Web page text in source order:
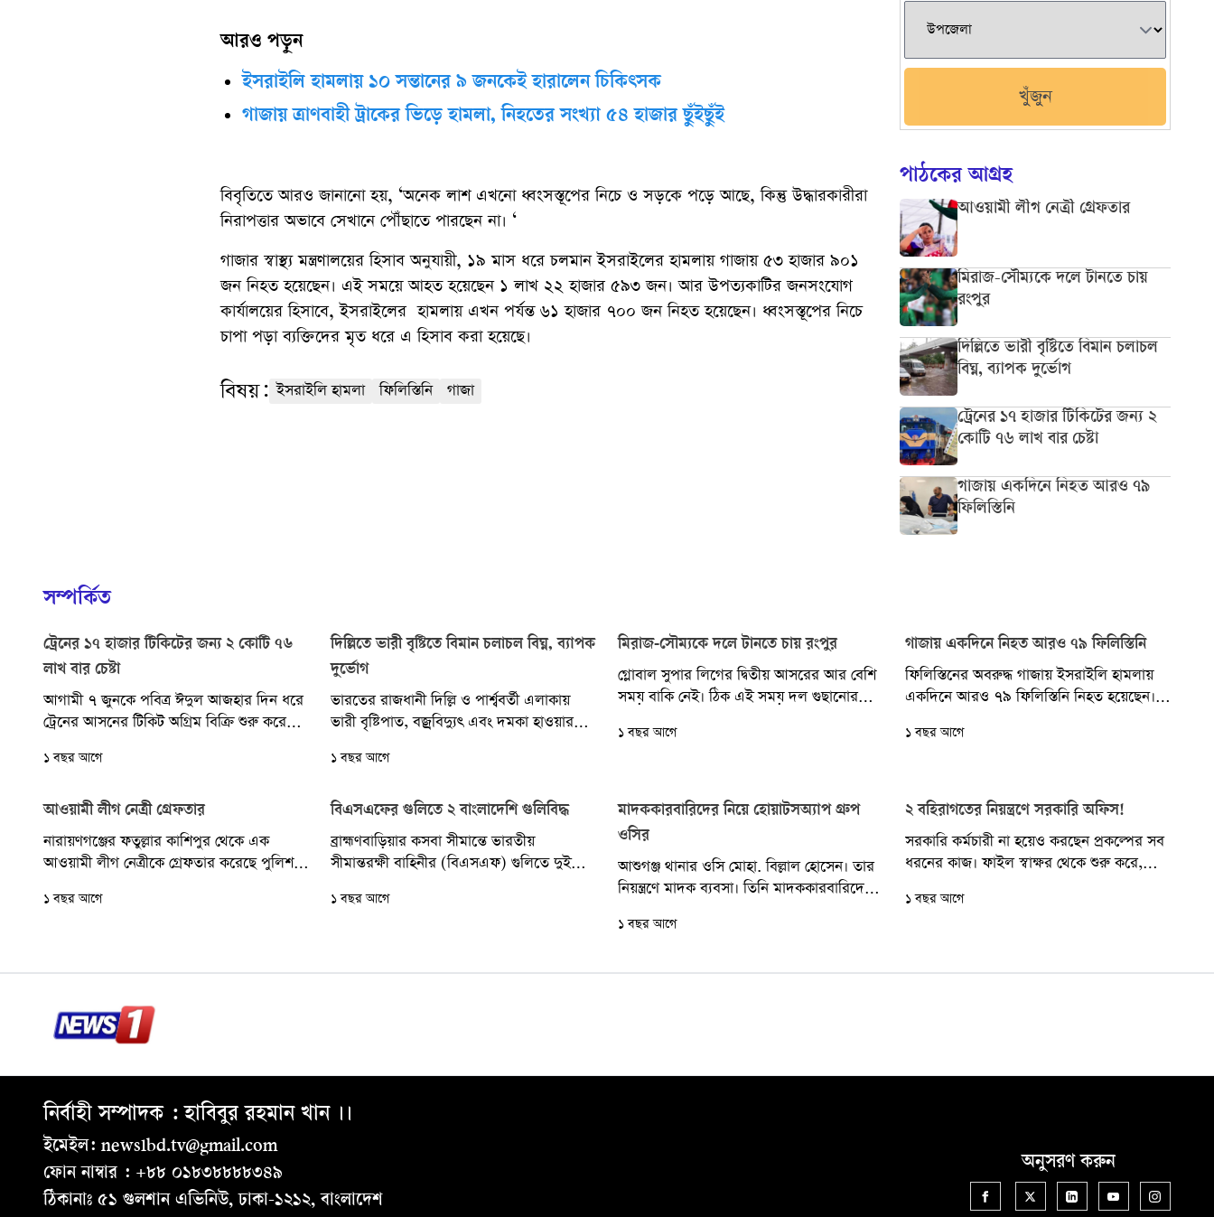
আরও পড়ুন
ইসরাইলি হামলায় ১০ সন্তানের ৯ জনকেই হারালেন চিকিৎসক
গাজায় ত্রাণবাহী ট্রাকের ভিড়ে হামলা, নিহতের সংখ্যা ৫৪ হাজার ছুঁইছুঁই
বিবৃতিতে আরও জানানো হয়, ‘অনেক লাশ এখনো ধ্বংসস্তূপের নিচে ও সড়কে পড়ে আছে, কিন্তু উদ্ধারকারীরা
নিরাপত্তার অভাবে সেখানে পৌঁছাতে পারছেন না। ‘
গাজার স্বাস্থ্য মন্ত্রণালয়ের হিসাব অনুযায়ী, ১৯ মাস ধরে চলমান ইসরাইলের হামলায় গাজায় ৫৩ হাজার ৯০১
জন নিহত হয়েছেন। এই সময়ে আহত হয়েছেন ১ লাখ ২২ হাজার ৫৯৩ জন। আর উপত্যকাটির জনসংযোগ
কার্যালয়ের হিসাবে, ইসরাইলের হামলায় এখন পর্যন্ত ৬১ হাজার ৭০০ জন নিহত হয়েছেন। ধ্বংসস্তূপের নিচে
চাপা পড়া ব্যক্তিদের মৃত ধরে এ হিসাব করা হয়েছে।
বিষয়: ইসরাইলি হামলা ফিলিস্তিনি গাজা
খুঁজুন
পাঠকের আগ্রহ
আওয়ামী লীগ নেত্রী গ্রেফতার
মিরাজ-সৌম্যকে দলে টানতে চায়
রংপুর
দিল্লিতে ভারী বৃষ্টিতে বিমান চলাচল
বিঘ্ন, ব্যাপক দুর্ভোগ
ট্রেনের ১৭ হাজার টিকিটের জন্য ২
কোটি ৭৬ লাখ বার চেষ্টা
গাজায় একদিনে নিহত আরও ৭৯
ফিলিস্তিনি
সম্পর্কিত
ট্রেনের ১৭ হাজার টিকিটের জন্য ২ কোটি ৭৬
লাখ বার চেষ্টা
আগামী ৭ জুনকে পবিত্র ঈদুল আজহার দিন ধরে
ট্রেনের আসনের টিকিট অগ্রিম বিক্রি শুরু করেছে
১ বছর আগে
দিল্লিতে ভারী বৃষ্টিতে বিমান চলাচল বিঘ্ন, ব্যাপক
দুর্ভোগ
ভারতের রাজধানী দিল্লি ও পার্শ্ববর্তী এলাকায়
ভারী বৃষ্টিপাত, বজ্রবিদ্যুৎ এবং দমকা হাওয়ার
চলাচলে...
১ বছর আগে
মিরাজ-সৌম্যকে দলে টানতে চায় রংপুর
গ্লোবাল সুপার লিগের দ্বিতীয় আসরের আর বেশি
সময় বাকি নেই। ঠিক এই সময় দল গুছানোর
১ বছর আগে
গাজায় একদিনে নিহত আরও ৭৯ ফিলিস্তিনি
ফিলিস্তিনের অবরুদ্ধ গাজায় ইসরাইলি হামলায়
একদিনে আরও ৭৯ ফিলিস্তিনি নিহত হয়েছেন।
এই উপত্যকাটিতে...
১ বছর আগে
আওয়ামী লীগ নেত্রী গ্রেফতার
নারায়ণগঞ্জের ফতুল্লার কাশিপুর থেকে এক
আওয়ামী লীগ নেত্রীকে গ্রেফতার করেছে পুলিশ।
১ বছর আগে
বিএসএফের গুলিতে ২ বাংলাদেশি গুলিবিদ্ধ
ব্রাহ্মণবাড়িয়ার কসবা সীমান্তে ভারতীয়
সীমান্তরক্ষী বাহিনীর (বিএসএফ) গুলিতে দুই
বায়েক ইউনিয়নের খাদলা এলাকার শ্যামপুর
১ বছর আগে
মাদককারবারিদের নিয়ে হোয়াটসঅ্যাপ গ্রুপ
ওসির
আশুগঞ্জ থানার ওসি মোহা. বিল্লাল হোসেন। তার
নিয়ন্ত্রণে মাদক ব্যবসা। তিনি মাদককারবারিদের
পাওয়া গেছে, মাদককারবারিদের...
১ বছর আগে
২ বহিরাগতের নিয়ন্ত্রণে সরকারি অফিস!
সরকারি কর্মচারী না হয়েও করছেন প্রকল্পের সব
ধরনের কাজ। ফাইল স্বাক্ষর থেকে শুরু করে,
১ বছর আগে
নির্বাহী সম্পাদক : হাবিবুর রহমান খান ।।
ইমেইল: news1bd.tv@gmail.com
ফোন নাম্বার : +৮৮ ০১৮৩৮৮৮৮৩৪৯
ঠিকানাঃ ৫১ গুলশান এভিনিউ, ঢাকা-১২১২, বাংলাদেশ
অনুসরণ করুন